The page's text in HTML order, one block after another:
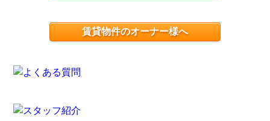
賃貸物件のオーナー様へ